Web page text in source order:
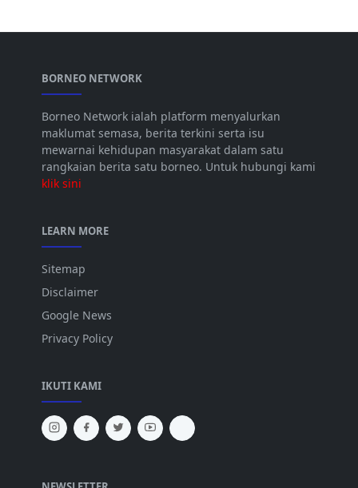
BORNEO NETWORK
Borneo Network ialah platform menyalurkan
maklumat semasa, berita terkini serta isu
mewarnai kehidupan masyarakat dalam satu
rangkaian berita satu borneo. Untuk hubungi kami
klik sini
LEARN MORE
Sitemap
Disclaimer
Google News
Privacy Policy
IKUTI KAMI